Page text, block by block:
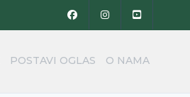
POSTAVI OGLAS O NAMA